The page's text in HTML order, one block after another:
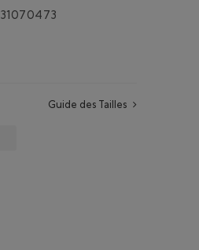
31070473
Guide des Tailles